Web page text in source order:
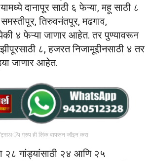
दानापूर साठी ६ फेऱ्या, महू साठी ८
तिरुवनंतपूर, मढगाव,
४ फेऱ्या जाणार आहेत. तर पुण्यावरून
८, हजरत निजामूद्दीनसाठी ४ तर
जाणार आहेत.
ग्रुप ही लिंक वापरून जॉइन करा
२८ गांड्यांसाठी २४ आणि २५